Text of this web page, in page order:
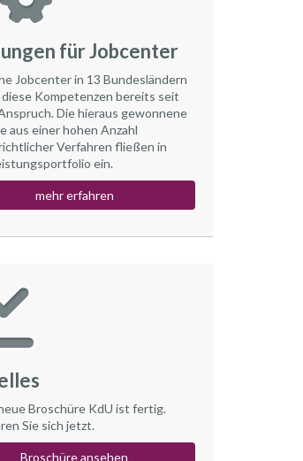
für Jobcenter
Jobcenter in 13 Bundesländern
Kompetenzen bereits seit
Die hieraus gewonnene
aus einer hohen Anzahl
Verfahren fließen in
ein.
mehr erfahren
Broschüre KdU ist fertig.
Sie sich jetzt.
Broschüre ansehen